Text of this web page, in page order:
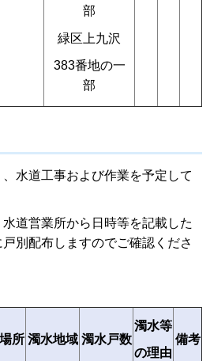
部
緑区上九沢
383番地の一
部
水道工事および作業を予定して
道営業所から日時等を記載した
戸別配布しますのでご確認くださ
所 濁水地域 濁水戸数
濁水等
の理由
備考